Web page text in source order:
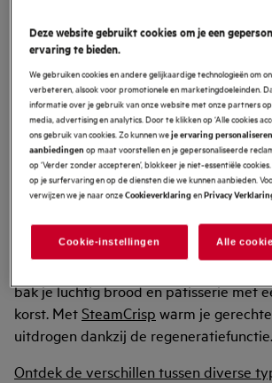
Het regenereren van voedselrestjes
Het ontdooien van maaltijden
Blancheren van voedsel
Het wecken van etenswaren
Het steriliseren van flessen en
Goed om te weten is dat de smaak en
behouden blijven met elkeAEG-
inbouwoven. Daarnaast bieden
een aantal additionele
SteamProkan je namelijk 100% stomen,
bak je luchtig brood en patisserie met
korst. MetSteamCrisp warm je
uitdrogen dankzij de regeneratiefunctie.
Ontdek de verschillen tussen diverse
Deze website gebruikt cookies om je een
ervaring te bieden.
We gebruiken cookies en andere gelijkaardige technologieën om
verbeteren, alsook voor promotionele en marketingdoeleinden.
informatie over je gebruik van onze website met onze partners
media, advertising en analytics. Door te klikken op ‘Alle cookies
ons gebruik van cookies. Zo kunnen weje ervaring personaliseren
aanbiedingen op maat voorstellen en je gepersonaliseerde
op ‘Verder zonder accepteren’, blokkeer je niet-essentiële
op je surfervaring en op de diensten die we kunnen aanbieden.
verwijzen we je naar onzeCookieverklaringenPrivacy
Cookie-instellingen Alle